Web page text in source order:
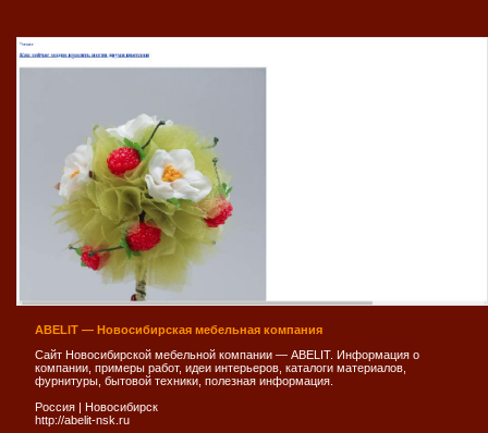
ABELIT — Новосибирская мебельная компания
Сайт Новосибирской мебельной компании — ABELIT. Информация о
компании, примеры работ, идеи интерьеров, каталоги материалов,
фурнитуры, бытовой техники, полезная информация.
Россия | Новосибирск
http://abelit-nsk.ru